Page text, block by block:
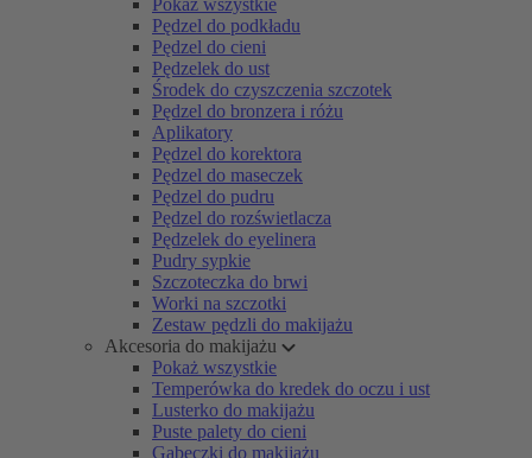
Pokaż wszystkie
Pędzel do podkładu
Pędzel do cieni
Pędzelek do ust
Środek do czyszczenia szczotek
Pędzel do bronzera i różu
Aplikatory
Pędzel do korektora
Pędzel do maseczek
Pędzel do pudru
Pędzel do rozświetlacza
Pędzelek do eyelinera
Pudry sypkie
Szczoteczka do brwi
Worki na szczotki
Zestaw pędzli do makijażu
Akcesoria do makijażu
Pokaż wszystkie
Temperówka do kredek do oczu i ust
Lusterko do makijażu
Puste palety do cieni
Gąbeczki do makijażu